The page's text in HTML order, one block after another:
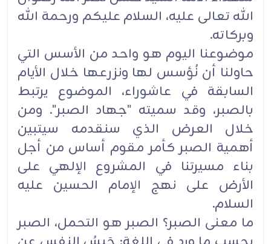
الله تعالى عليه، السلام عليكم ورحمة الله
وبركاته.
موضوعنا اليوم هو واحد من الأسس التي
حاولنا أن نُؤسس لها ونزرعها خلال الأيام
السابقة في عاشوراء، الموضوع يرتبط
بالصبر، وقد سميته "جهاد الصبر". ومن
خلال العرض الذي سنقدمه سيتبين
أهمية الصبر كأمر مقوم أساس من أجل
بناء مسيرتنا في المشروع الإلهي على
الأرض على نهج الإمام الحسين عليه
السلام.
ما معنى الصبر؟ الصبر هو التحمل، الصبر